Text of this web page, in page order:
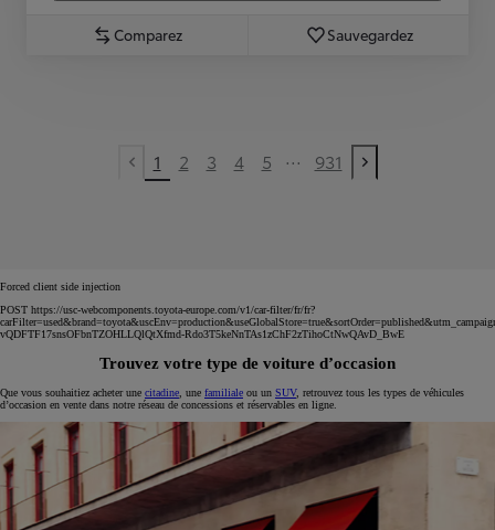
Comparez Sauvegardez
Previous page
1 2 3 4 5 ... 931
Next page
Forced client side injection
POST https://usc-webcomponents.toyota-europe.com/v1/car-filter/fr/fr?
vQDFTF17snsOFbnTZOHLLQlQtXfmd-Rdo3T5keNnTAs1zChF2zTihoCtNwQAvD_BwE
Trouvez votre type de voiture d’occasion
Que vous souhaitiez acheter une citadine , une familiale ou un SUV, retrouvez tous les types de véhicules
d’occasion en vente dans notre réseau de concessions et réservables en ligne.